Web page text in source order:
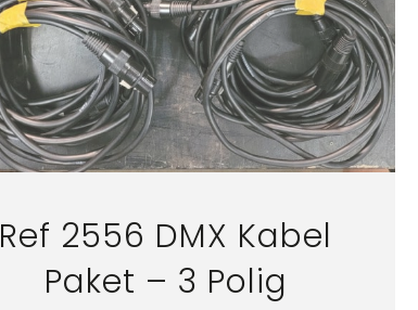
Ref 2556 DMX Kabel
Paket – 3 Polig